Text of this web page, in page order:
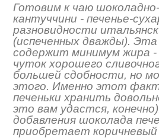
Готовим к чаю
кантуччини - печенье-
разновидности
(испеченных дважды). Эта
содержит минимум жира -
чуток хорошего
большей сдобности, но
этого. Именно этот
печеньки хранить
это вам удастся,
добавления шоколада
приобретает